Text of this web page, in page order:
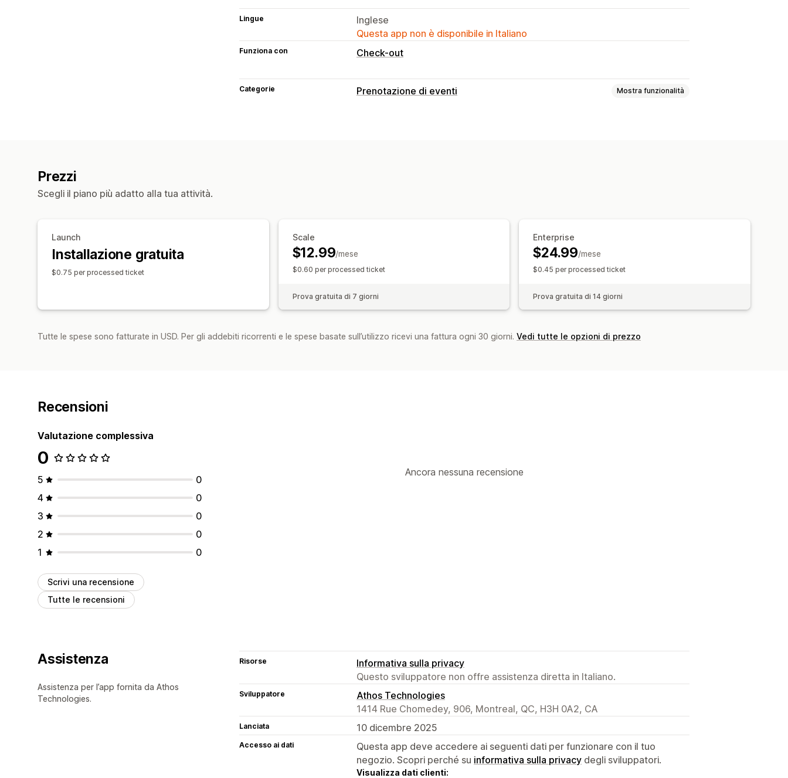
Lingue
Inglese
Questa app non è disponibile in Italiano
Funziona con Check-out
Categorie Prenotazione di eventi Mostra funzionalità
Prezzi
Scegli il piano più adatto alla tua attività.
Launch
Installazione gratuita
$0.75 per processed ticket
Scale
$12.99/mese
$0.60 per processed ticket
Prova gratuita di 7 giorni
Enterprise
$24.99/mese
$0.45 per processed ticket
Prova gratuita di 14 giorni
Tutte le spese sono fatturate in USD. Per gli addebiti ricorrenti e le spese basate sull’utilizzo ricevi una fattura ogni 30 giorni. Vedi tutte le opzioni di prezzo
Recensioni
Valutazione complessiva
0
5
0
4
0
3
0
2
0
1
0
Scrivi una recensione
Tutte le recensioni
Ancora nessuna recensione
Assistenza
Assistenza per l’app fornita da Athos
Technologies.
Risorse
Informativa sulla privacy
Questo sviluppatore non offre assistenza diretta in Italiano.
Sviluppatore
Athos Technologies
1414 Rue Chomedey, 906, Montreal, QC, H3H 0A2, CA
Lanciata 10 dicembre 2025
Accesso ai dati
Questa app deve accedere ai seguenti dati per funzionare con il tuo
negozio. Scopri perché su informativa sulla privacy degli sviluppatori.
Visualizza dati clienti: